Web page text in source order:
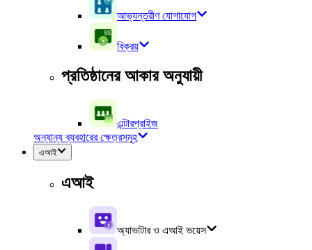
আভ্যন্তরীণ যোগাযোগ
বিক্রয়
প্রতিষ্ঠানের আকার অনুযায়ী
এন্টারপ্রাইজ
অন্যান্য ব্যবহারের ক্ষেত্রসমূহ
এআই
এআই
অ্যাভাটার ও এআই ভয়েস